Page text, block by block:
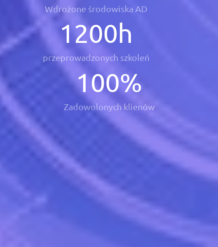
Wdrożone środowiska AD
1200h
przeprowadzonych szkoleń
100%
Zadowolonych klienów